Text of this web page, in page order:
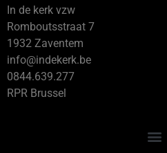
In de kerk vzw
Romboutsstraat 7
1932 Zaventem
info@indekerk.be
0844.639.277
RPR Brussel